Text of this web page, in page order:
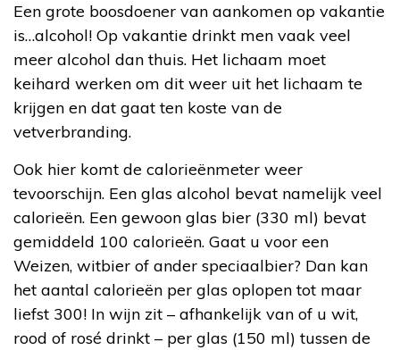
Een grote boosdoener van aankomen op vakantie
is…alcohol! Op vakantie drinkt men vaak veel
meer alcohol dan thuis. Het lichaam moet
keihard werken om dit weer uit het lichaam te
krijgen en dat gaat ten koste van de
vetverbranding.
Ook hier komt de calorieënmeter weer
tevoorschijn. Een glas alcohol bevat namelijk veel
calorieën. Een gewoon glas bier (330 ml) bevat
gemiddeld 100 calorieën. Gaat u voor een
Weizen, witbier of ander speciaalbier? Dan kan
het aantal calorieën per glas oplopen tot maar
liefst 300! In wijn zit – afhankelijk van of u wit,
rood of rosé drinkt – per glas (150 ml) tussen de